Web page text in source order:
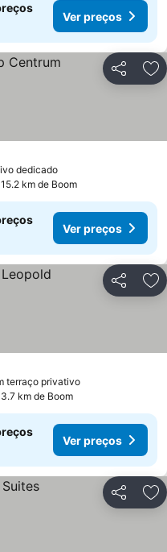
Ver preços
Partilhar
dedicadoVer preços
km de Boom
Ver preços
Partilhar
terraço privativoVer preços
km de Boom
Ver preços
Partilhar